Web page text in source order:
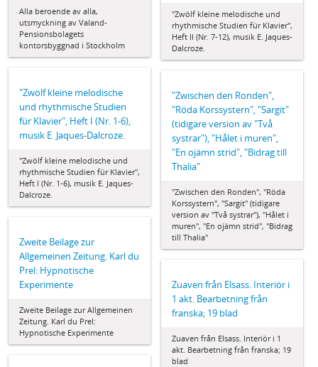
Alla beroende av alla,
utsmyckning av Valand-
Pensionsbolagets
kontorsbyggnad i Stockholm
"Zwölf kleine melodische und
rhythmische Studien für Klavier",
Heft II (Nr. 7-12), musik E. Jaques-
Dalcroze.
"Zwölf kleine melodische
und rhythmische Studien
für Klavier", Heft I (Nr. 1-6),
musik E. Jaques-Dalcroze.
"Zwölf kleine melodische und
rhythmische Studien für Klavier",
Heft I (Nr. 1-6), musik E. Jaques-
Dalcroze.
"Zwischen den Ronden",
"Röda Korssystern", "Sargit"
(tidigare version av "Två
systrar"), "Hålet i muren",
"En ojämn strid", "Bidrag till
Thalia"
"Zwischen den Ronden", "Röda
Korssystern", "Sargit" (tidigare
version av "Två systrar"), "Hålet i
muren", "En ojämn strid", "Bidrag
till Thalia"
Zweite Beilage zur
Allgemeinen Zeitung. Karl du
Prel: Hypnotische
Experimente
Zweite Beilage zur Allgemeinen
Zeitung. Karl du Prel:
Hypnotische Experimente
Zuaven från Elsass. Interiör i
1 akt. Bearbetning från
franska; 19 blad
Zuaven från Elsass. Interiör i 1
akt. Bearbetning från franska; 19
blad